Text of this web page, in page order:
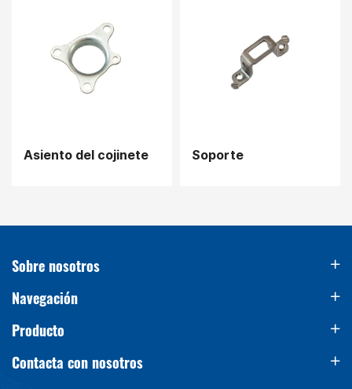
Asiento del cojinete Soporte
Sobre nosotros
Navegación
Producto
Contacta con nosotros